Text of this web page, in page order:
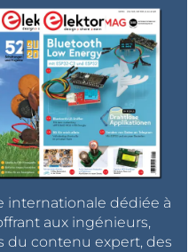
internationale dédiée à
aux ingénieurs,
du contenu expert, des